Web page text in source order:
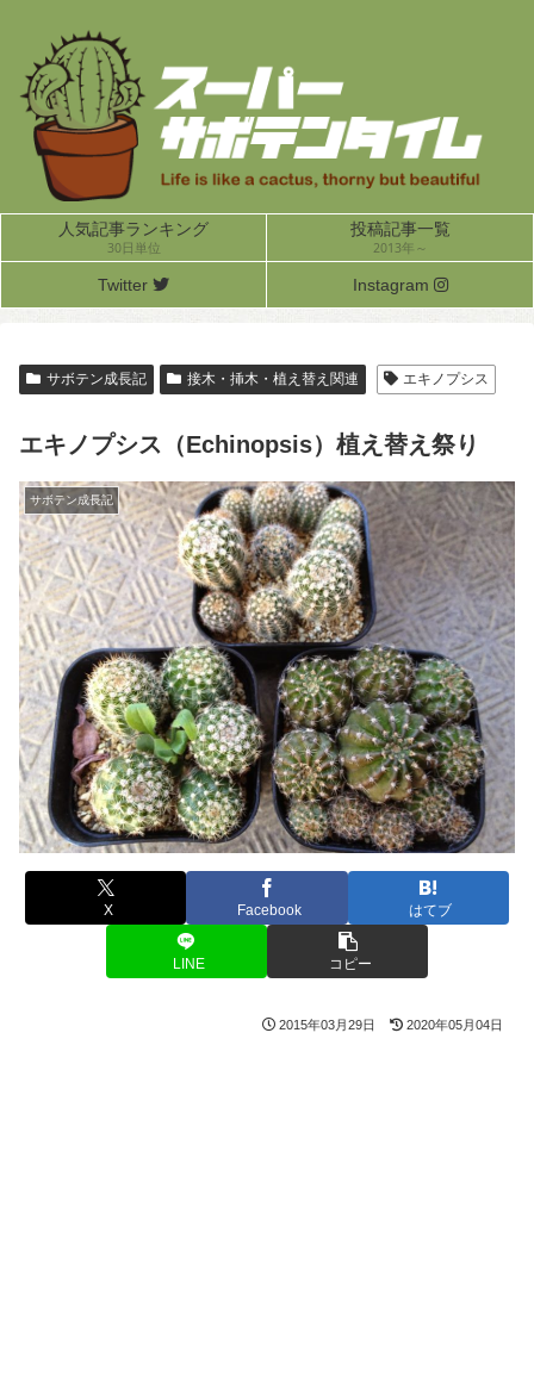
人気記事ランキング
30日単位
投稿記事一覧
2013年～
Twitter Instagram
サボテン成長記 接木・挿木・植え替え関連 エキノプシス
エキノプシス（Echinopsis）植え替え祭り
サボテン成長記
X Facebook はてブ
LINE コピー
2015年03月29日 2020年05月04日